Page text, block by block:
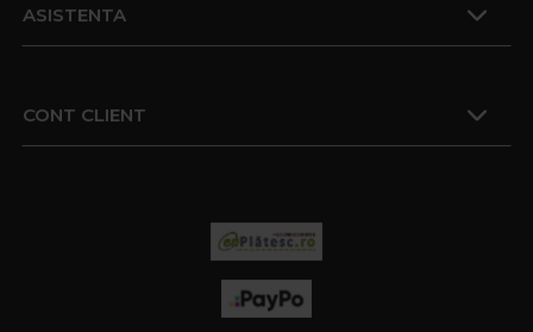
ASISTENTA
CONT CLIENT